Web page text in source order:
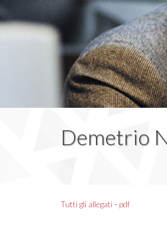
Demetrio
Tutti gli allegati- pdf